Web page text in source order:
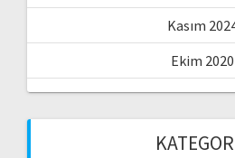
Kasım
Ekim 2020